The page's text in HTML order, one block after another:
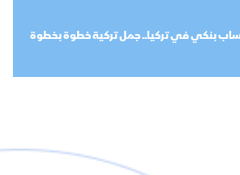
بنكي في تركيا.. جمل تركية خطوة بخطوة